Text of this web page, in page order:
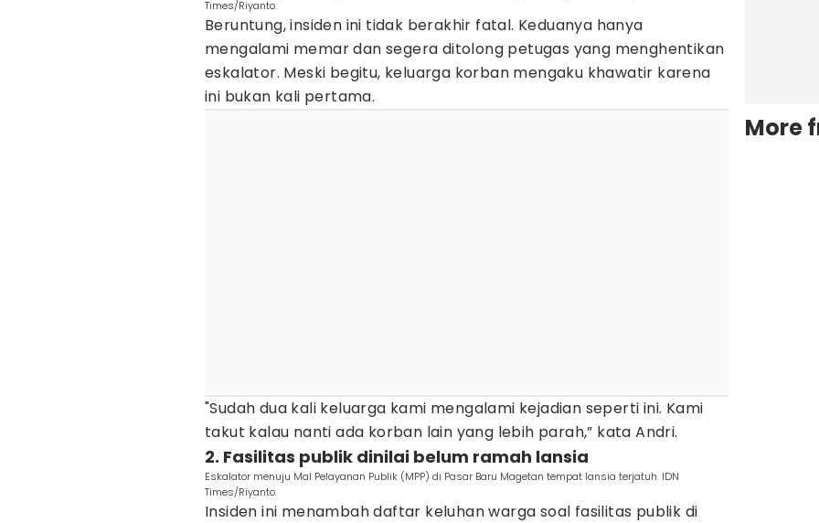
Times/Riyanto.
Beruntung, insiden ini tidak berakhir fatal. Keduanya hanya
mengalami memar dan segera ditolong petugas yang menghentikan
eskalator. Meski begitu, keluarga korban mengaku khawatir karena
ini bukan kali pertama.
"Sudah dua kali keluarga kami mengalami kejadian seperti ini. Kami
takut kalau nanti ada korban lain yang lebih parah,” kata Andri.
2. Fasilitas publik dinilai belum ramah lansia
Eskalator menuju Mal Pelayanan Publik (MPP) di Pasar Baru Magetan tempat lansia terjatuh. IDN
Times/Riyanto.
Insiden ini menambah daftar keluhan warga soal fasilitas publik di
More